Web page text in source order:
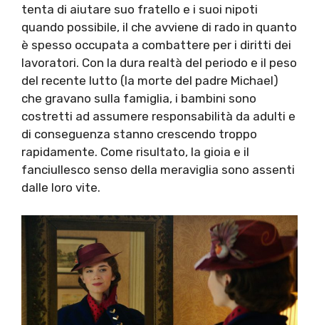
tenta di aiutare suo fratello e i suoi nipoti
quando possibile, il che avviene di rado in quanto
è spesso occupata a combattere per i diritti dei
lavoratori. Con la dura realtà del periodo e il peso
del recente lutto (la morte del padre Michael)
che gravano sulla famiglia, i bambini sono
costretti ad assumere responsabilità da adulti e
di conseguenza stanno crescendo troppo
rapidamente. Come risultato, la gioia e il
fanciullesco senso della meraviglia sono assenti
dalle loro vite.